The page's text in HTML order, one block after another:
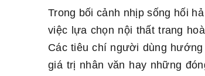
Trong bối cảnh nhịp sống hối
việc lựa chọn nội thất trang
Các tiêu chí người dùng
giá trị nhân văn hay những